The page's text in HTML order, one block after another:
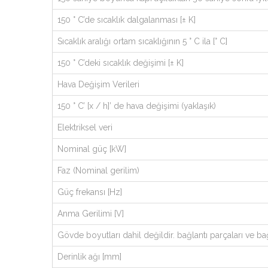
150 ° C’de sıcaklık dalgalanması [± K]
Sıcaklık aralığı ortam sıcaklığının 5 ° C ila [° C]
150 ° C’deki sıcaklık değişimi [± K]
Hava Değişim Verileri
150 ° C’ [x / h]’ de hava değişimi (yaklaşık)
Elektriksel veri
Nominal güç [kW]
Faz (Nominal gerilim)
Güç frekansı [Hz]
Anma Gerilimi [V]
Gövde boyutları dahil değildir. bağlantı parçaları ve
Derinlik ağı [mm]